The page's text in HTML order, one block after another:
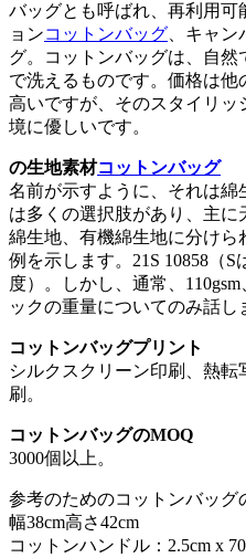
バッグとも呼ばれ、再利用可
ョンコットンバッグ 、キャ
グ。コットンバッグは、自
で洗えるものです。価格は
高いですが、そのスタイリ
境に優しいです。
の生地素材コットンバッグ
名前が示すように、それは綿
は多くの選択肢があり、主
綿生地、有機綿生地に分けら
例を示します。21S 10858（
度）。しかし、通常、
ックの重量についてのみ話し
コットンバッグプリント
シルクスクリーン印刷、熱
刷。
コットンバッグのMOQ
3000個以上。
参考のためのコットンバッグ
幅38cm高さ42cm
コットンハンドル：2.5cm x